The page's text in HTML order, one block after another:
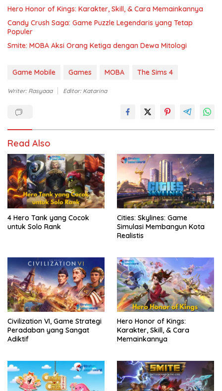
Hero Honor of Kings: Karakter, Skill, & Cara Memainkannya
Candy Crush Saga: Game Puzzle Legendaris yang Tetap
Populer
Smite: MOBA Aksi Orang Ketiga dengan Dewa Mitologi
Game Mobile Games MOBA The Sims 4
Writer: Rasyaaa Editor: Katarina
Read Also
4 Hero Tank yang Cocok
untuk Solo Rank
Cities: Skylines: Game
Simulasi Membangun Kota
Realistis
Civilization VI, Game Strategi
Peradaban yang Sangat
Adiktif
Hero Honor of Kings:
Karakter, Skill, & Cara
Memainkannya